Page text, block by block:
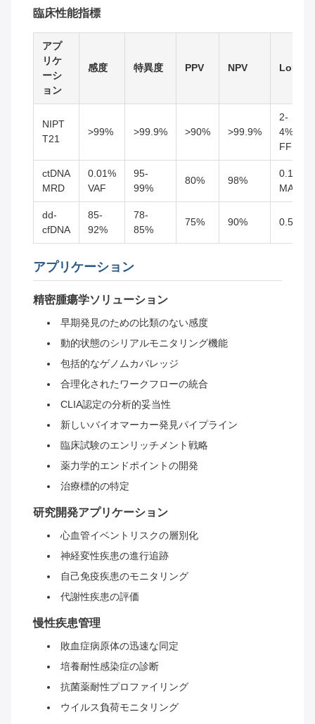
臨床性能指標
アプ
リケ
ーシ
ョン
感度 特異度 PPV NPV LoD
NIPT
T21
>99% >99.9% >90% >99.9%
2-
4%
FF
ctDNA
MRD
0.01%
VAF
95-
99%
80% 98%
0.1%
MAF
dd-
cfDNA
85-
92%
78-
85%
75% 90% 0.5%
アプリケーション
精密腫瘍学ソリューション
早期発見のための比類のない感度
動的状態のシリアルモニタリング機能
包括的なゲノムカバレッジ
合理化されたワークフローの統合
CLIA認定の分析的妥当性
新しいバイオマーカー発見パイプライン
臨床試験のエンリッチメント戦略
薬力学的エンドポイントの開発
治療標的の特定
研究開発アプリケーション
心血管イベントリスクの層別化
神経変性疾患の進行追跡
自己免疫疾患のモニタリング
代謝性疾患の評価
慢性疾患管理
敗血症病原体の迅速な同定
培養耐性感染症の診断
抗菌薬耐性プロファイリング
ウイルス負荷モニタリング